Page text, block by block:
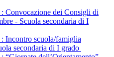
Convocazione dei Consigli di
- Scuola secondaria di I
Incontro scuola/famiglia
secondaria di I grado